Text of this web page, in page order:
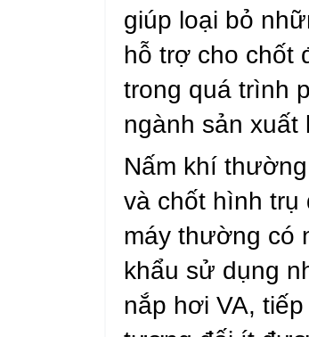
giúp loại bỏ
hỗ trợ cho chốt
trong quá trình
ngành sản xuất
Nấm khí
và chốt hình
máy thường có
khẩu sử dụng
nắp hơi VA,